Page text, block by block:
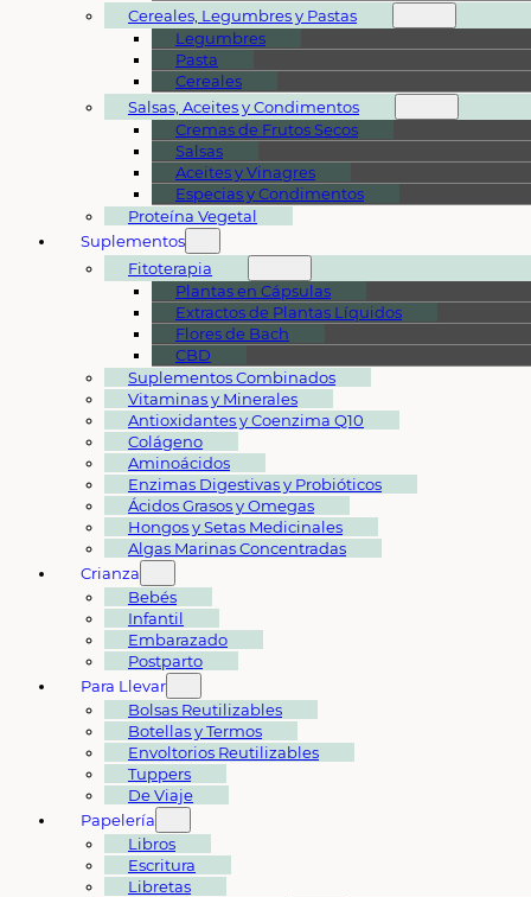
Cereales, Legumbres y Pastas
Legumbres
Pasta
Cereales
Salsas, Aceites y Condimentos
Cremas de Frutos Secos
Salsas
Aceites y Vinagres
Especias y Condimentos
Proteína Vegetal
Suplementos
Fitoterapia
Plantas en Cápsulas
Extractos de Plantas Líquidos
Flores de Bach
CBD
Suplementos Combinados
Vitaminas y Minerales
Antioxidantes y Coenzima Q10
Colágeno
Aminoácidos
Enzimas Digestivas y Probióticos
Ácidos Grasos y Omegas
Hongos y Setas Medicinales
Algas Marinas Concentradas
Crianza
Bebés
Infantil
Embarazado
Postparto
Para Llevar
Bolsas Reutilizables
Botellas y Termos
Envoltorios Reutilizables
Tuppers
De Viaje
Papelería
Libros
Escritura
Libretas